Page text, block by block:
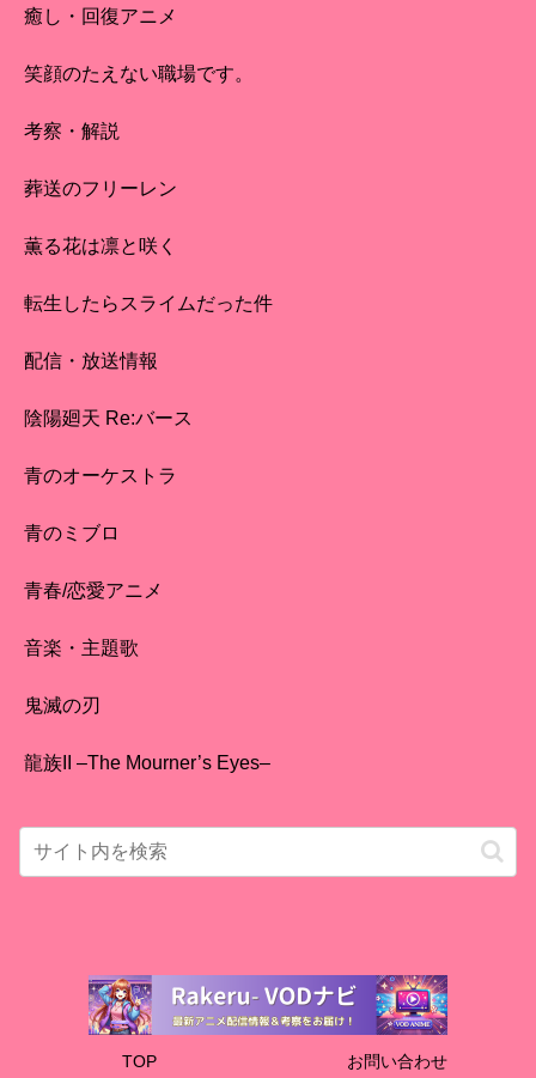
癒し・回復アニメ
笑顔のたえない職場です。
考察・解説
葬送のフリーレン
薫る花は凛と咲く
転生したらスライムだった件
配信・放送情報
陰陽廻天 Re:バース
青のオーケストラ
青のミブロ
青春/恋愛アニメ
音楽・主題歌
鬼滅の刃
龍族II –The Mourner’s Eyes–
TOP お問い合わせ